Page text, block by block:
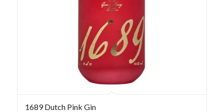
1689 Dutch Pink Gin